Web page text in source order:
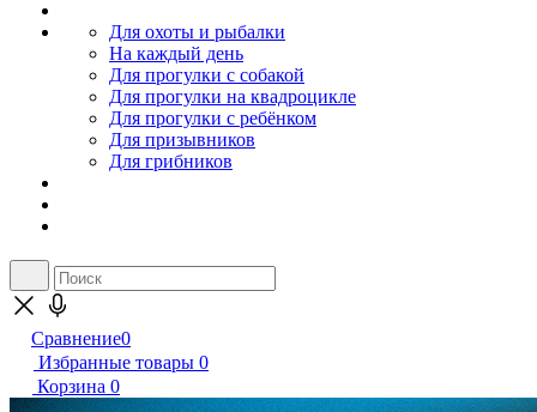
Для охоты и рыбалки
На каждый день
Для прогулки с собакой
Для прогулки на квадроцикле
Для прогулки с ребёнком
Для призывников
Для грибников
Сравнение0
Избранные товары 0
Корзина 0